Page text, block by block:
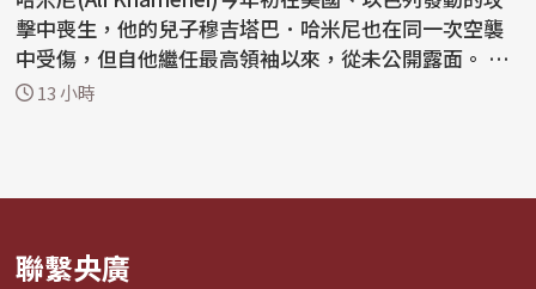
擊中喪生，他的兒子穆吉塔巴．哈米尼也在同一次空襲
中受傷，但自他繼任最高領袖以來，從未公開露面。 裴
澤斯基安...
13 小時
聯繫央廣